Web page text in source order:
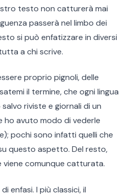
testo non catturerà mai
passerà nel limbo dei
si può enfatizzare in diversi
a chi scrive.
proprio pignoli, delle
il termine, che ogni lingua
riviste e giornali di un
ho avuto modo di vederle
pochi sono infatti quelli che
questo aspetto. Del resto,
comunque catturata.
enfasi. I più classici, il